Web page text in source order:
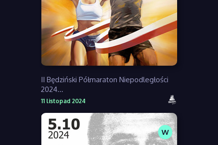
II Będziński Półmaraton Niepodległości
2024...
11 listopad 2024
W